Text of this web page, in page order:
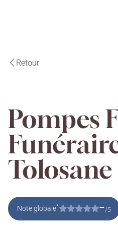
Retour
Pompes
Tolosane
Note globale* –/5